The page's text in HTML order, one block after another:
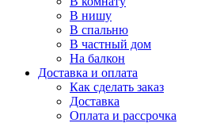
В нишу
В спальню
В частный дом
На балкон
Доставка и оплата
Как сделать заказ
Доставка
Оплата и рассрочка